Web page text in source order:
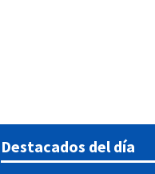
Destacados del día